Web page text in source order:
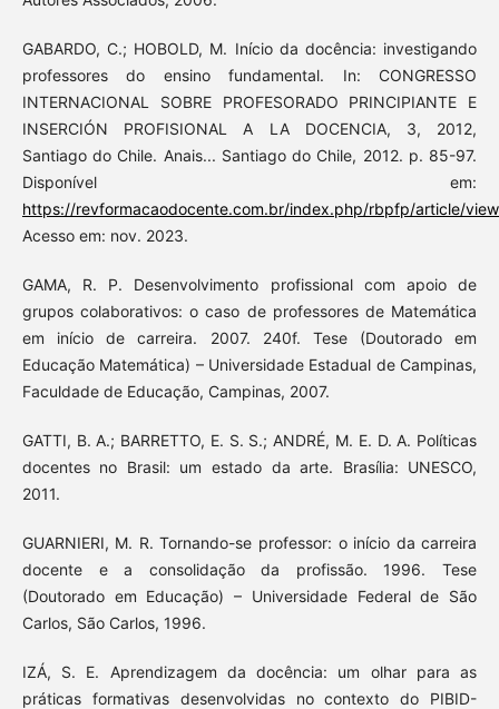
GABARDO, C.; HOBOLD, M. Início da docência: investigando
professores do ensino fundamental. In: CONGRESSO
INTERNACIONAL SOBRE PROFESORADO PRINCIPIANTE E
INSERCIÓN PROFISIONAL A LA DOCENCIA, 3, 2012,
Santiago do Chile. Anais... Santiago do Chile, 2012. p. 85-97.
Disponível em:
https://revformacaodocente.com.br/index.php/rbpfp/article/
Acesso em: nov. 2023.
GAMA, R. P. Desenvolvimento profissional com apoio de
grupos colaborativos: o caso de professores de Matemática
em início de carreira. 2007. 240f. Tese (Doutorado em
Educação Matemática) – Universidade Estadual de Campinas,
Faculdade de Educação, Campinas, 2007.
GATTI, B. A.; BARRETTO, E. S. S.; ANDRÉ, M. E. D. A. Políticas
docentes no Brasil: um estado da arte. Brasília: UNESCO,
2011.
GUARNIERI, M. R. Tornando-se professor: o início da carreira
docente e a consolidação da profissão. 1996. Tese
(Doutorado em Educação) – Universidade Federal de São
Carlos, São Carlos, 1996.
IZÁ, S. E. Aprendizagem da docência: um olhar para as
práticas formativas desenvolvidas no contexto do PIBID-